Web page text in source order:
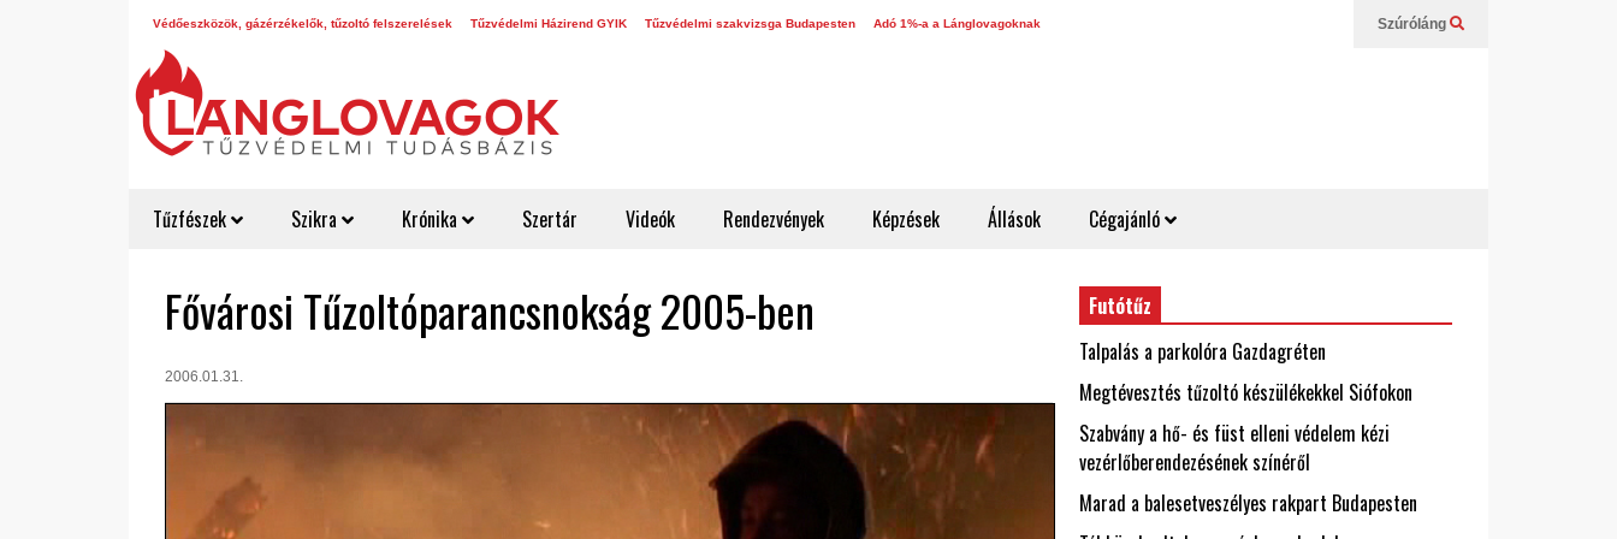
Védőeszközök, gázérzékelők, tűzoltó felszerelések Tűzvédelmi Házirend GYIK Tűzvédelmi szakvizsga Budapesten Adó 1%-a a Lánglovagoknak Szúróláng
Tűzfészek Szikra Krónika Szertár Videók Rendezvények Képzések Állások Cégajánló
Fővárosi Tűzoltóparancsnokság 2005-ben
2006.01.31.
Futótűz
Talpalás a parkolóra Gazdagréten
Megtévesztés tűzoltó készülékekkel Siófokon
Szabvány a hő- és füst elleni védelem kézi
vezérlőberendezésének színéről
Marad a balesetveszélyes rakpart Budapesten